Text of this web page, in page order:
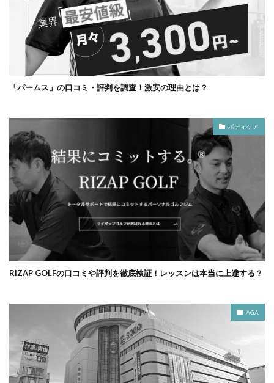
「パームス」の口コミ・評判を調査！激安の理由とは？
ボディケア
RIZAP GOLFの口コミや評判を徹底検証！レッスンは本当に上達する？
AGA